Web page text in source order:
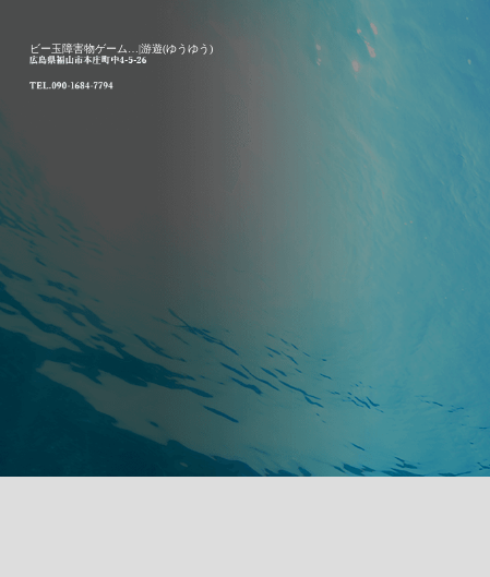
ビー玉障害物ゲーム…|游遊(ゆうゆう)